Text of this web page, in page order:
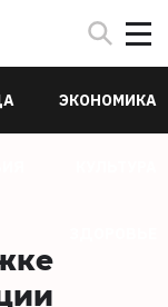
ЭКОНОМИКА